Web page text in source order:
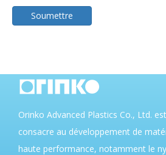
Soumettre
Orinko Advanced Plastics Co., Ltd.
consacre au développement de
haute performance, notamment le